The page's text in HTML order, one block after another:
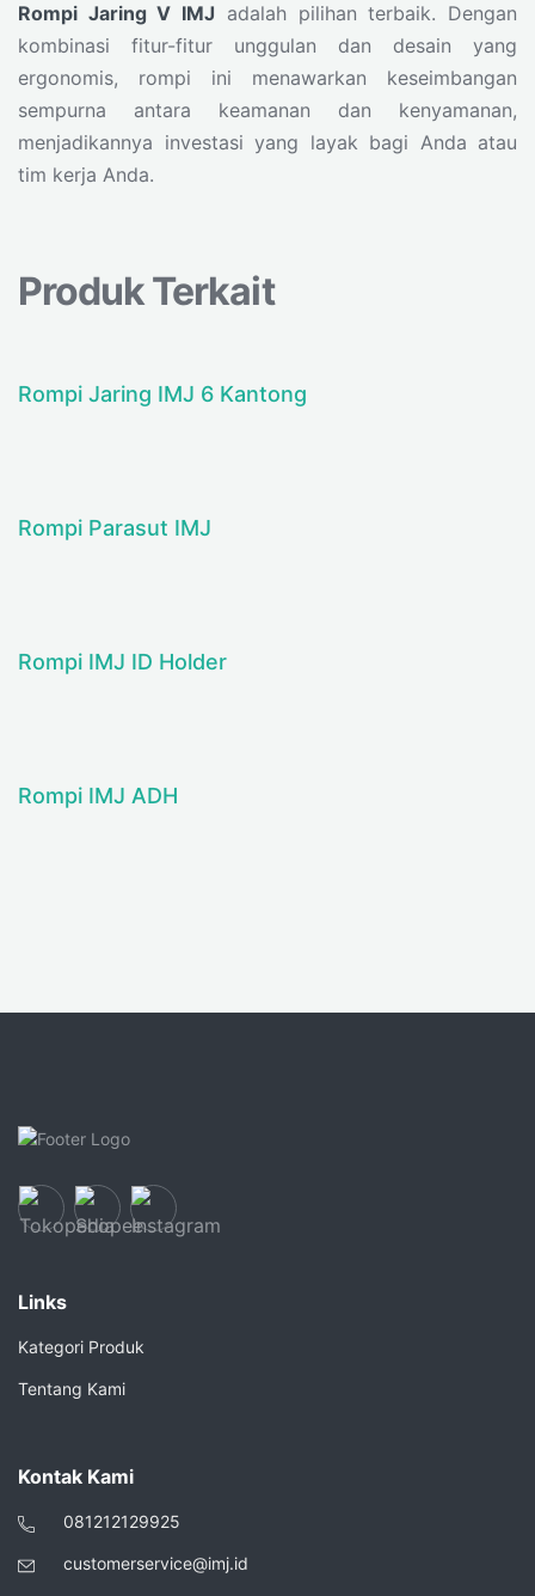
Rompi Jaring V IMJ adalah pilihan terbaik. Dengan
kombinasi fitur-fitur unggulan dan desain yang
ergonomis, rompi ini menawarkan keseimbangan
sempurna antara keamanan dan kenyamanan,
menjadikannya investasi yang layak bagi Anda atau
tim kerja Anda.
Produk Terkait
Rompi Jaring IMJ 6 Kantong
Rompi Parasut IMJ
Rompi IMJ ID Holder
Rompi IMJ ADH
Links
Kategori Produk
Tentang Kami
Kontak Kami
081212129925
customerservice@imj.id